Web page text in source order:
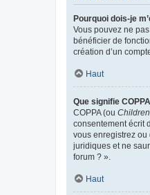
Pourquoi dois-je
Vous pouvez ne
bénéficier de
création d’un
Haut
Que signifie
COPPA (ou
consentement écrit
vous enregistrez ou
juridiques et ne
forum ? ».
Haut